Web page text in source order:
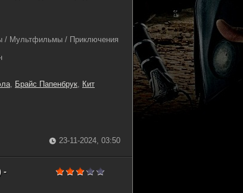
/ Мультфильмы / Приключения
, Брайс Папенбрук, Кит
23-11-2024, 03:50
-